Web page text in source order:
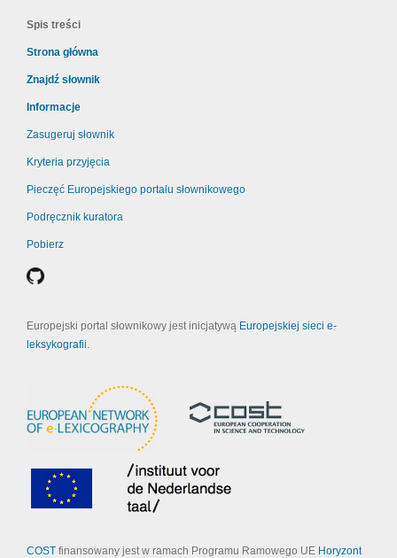
Spis treści
Strona główna
Znajdź słownik
Informacje
Zasugeruj słownik
Kryteria przyjęcia
Pieczęć Europejskiego portalu słownikowego
Podręcznik kuratora
Pobierz
Europejski portal słownikowy jest inicjatywą Europejskiej sieci e-
leksykografii.
COSTfinansowany jest w ramach Programu Ramowego UE Horyzont